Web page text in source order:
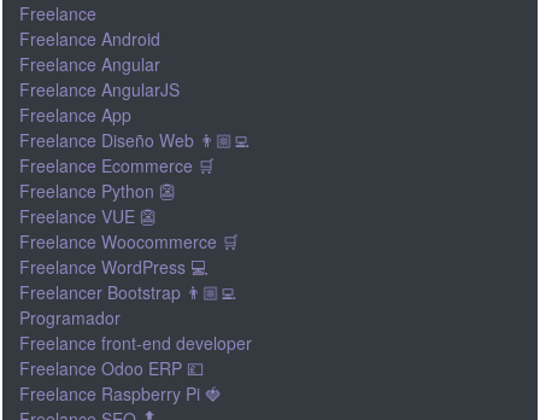
Freelance
Freelance Android
Freelance Angular
Freelance AngularJS
Freelance App
Freelance Diseño Web 👨🏼‍💻
Freelance Ecommerce 🛒
Freelance Python 👺
Freelance VUE 👺
Freelance Woocommerce 🛒
Freelance WordPress 💻
Freelancer Bootstrap 👨🏼‍💻
Programador
Freelance front-end developer
Freelance Odoo ERP 💷
Freelance Raspberry Pi 🍓